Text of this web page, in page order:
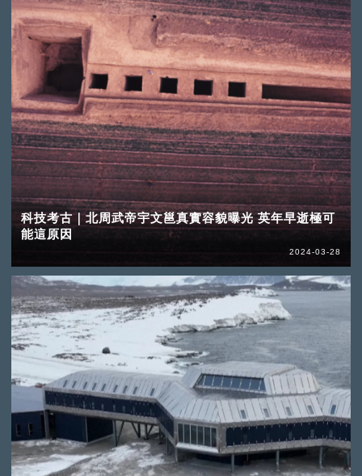
科技考古｜北周武帝宇文邕真實容貌曝光 英年早逝極可
能這原因
2024-03-28